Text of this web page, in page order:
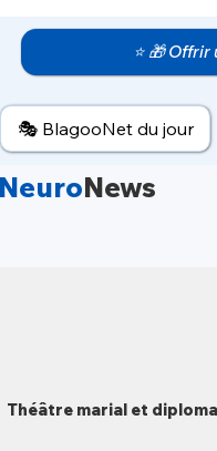
News
🎭 BlagooNet du jour
⭐ 🎁
Théâtre marial et